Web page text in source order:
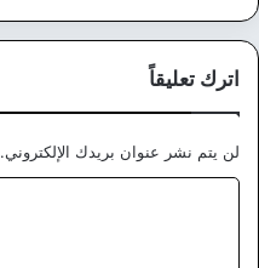
اترك تعليقاً
لن يتم نشر عنوان بريدك الإلكتروني.